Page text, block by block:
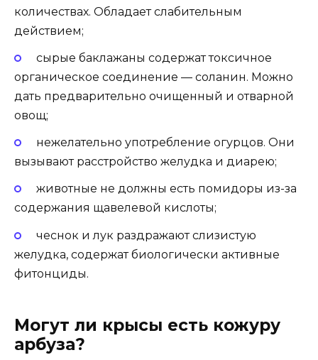
количествах. Обладает слабительным
действием;
сырые баклажаны содержат токсичное
органическое соединение — соланин. Можно
дать предварительно очищенный и отварной
овощ;
нежелательно употребление огурцов. Они
вызывают расстройство желудка и диарею;
животные не должны есть помидоры из-за
содержания щавелевой кислоты;
чеснок и лук раздражают слизистую
желудка, содержат биологически активные
фитонциды.
Могут ли крысы есть кожуру
арбуза?